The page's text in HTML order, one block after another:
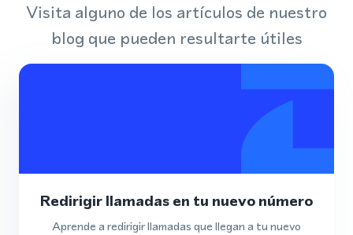
Visita alguno de los artículos de nuestro
blog que pueden resultarte útiles
Redirigir llamadas en tu nuevo número
Aprende a redirigir llamadas que llegan a tu nuevo